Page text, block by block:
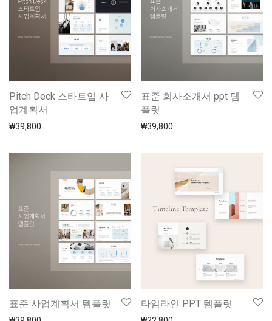
Pitch Deck 스타트업 사
업계획서
₩39,800
표준 회사소개서 ppt 템
플릿
₩39,800
표준 사업계획서 템플릿 타임라인 PPT 템플릿